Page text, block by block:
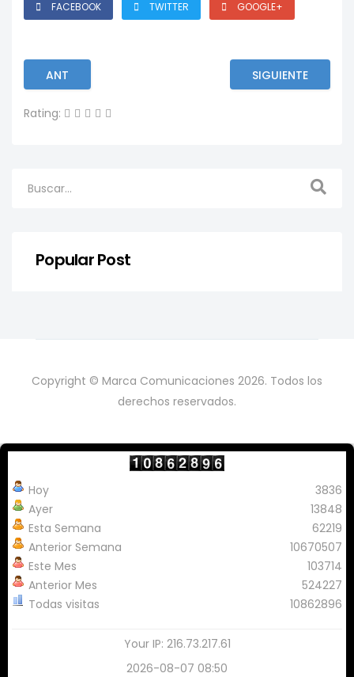
FACEBOOK TWITTER GOOGLE+
ANT SIGUIENTE
Rating:
Popular Post
Copyright © Marca Comunicaciones 2026. Todos los
derechos reservados.
Hoy
Ayer
Esta Semana
Anterior Semana
Este Mes
Anterior Mes
Todas visitas
3836
13848
62219
10670507
103714
524227
10862896
Your IP: 216.73.217.61
2026-08-07 08:50